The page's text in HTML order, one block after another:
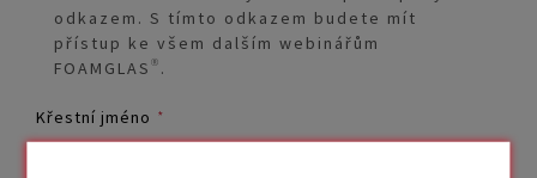
odkazem. S tímto odkazem budete mít
přístup ke všem dalším webinářům
FOAMGLAS®.
Křestní jméno *